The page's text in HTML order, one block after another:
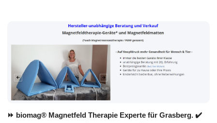
⏩ biomag® Magnetfeld Therapie Experte für Grasberg. ✔️